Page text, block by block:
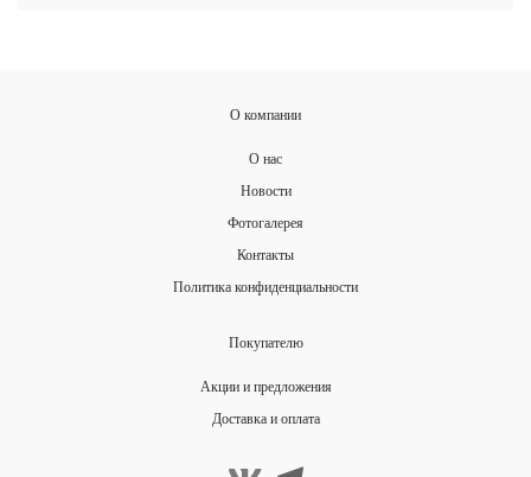
О компании
О нас
Новости
Фотогалерея
Контакты
Политика конфиденциальности
Покупателю
Акции и предложения
Доставка и оплата